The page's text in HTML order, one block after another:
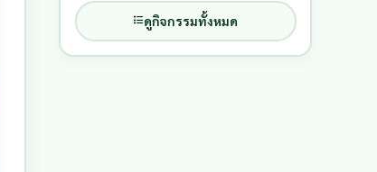
ดูกิจกรรมทั้งหมด